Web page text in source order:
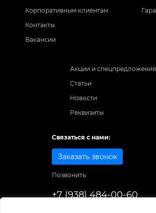
Корпоративным клиентам
Контакты
Вакансии
Акции и спецпредложения
Статьи
Новости
Реквизиты
Связаться с нами:
Заказать звонок
Позвонить:
+7 (938) 484-00-60